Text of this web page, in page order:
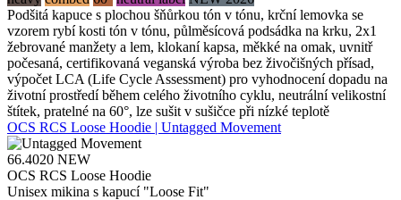
Podšitá kapuce s plochou šňůrkou tón v tónu, krční lemovka se
vzorem rybí kosti tón v tónu, půlměsícová podsádka na krku, 2x1
žebrované manžety a lem, klokaní kapsa, měkké na omak, uvnitř
počesaná, certifikovaná veganská výroba bez živočišných přísad,
výpočet LCA (Life Cycle Assessment) pro vyhodnocení dopadu na
životní prostředí během celého životního cyklu, neutrální velikostní
štítek, pratelné na 60°, lze sušit v sušičce při nízké teplotě
OCS RCS Loose Hoodie | Untagged Movement
66.4020 NEW
OCS RCS Loose Hoodie
Unisex mikina s kapucí "Loose Fit"